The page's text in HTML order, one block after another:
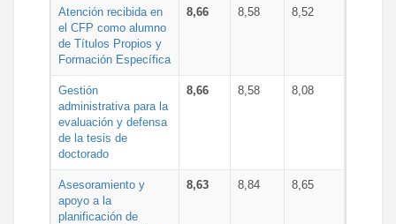
Atención recibida en
el CFP como alumno
de Títulos Propios y
Formación Específica
8,66 8,58 8,52
Gestión
administrativa para la
evaluación y defensa
de la tesis de
doctorado
8,66 8,58 8,08
Asesoramiento y
apoyo a la
planificación de
8,63 8,84 8,65